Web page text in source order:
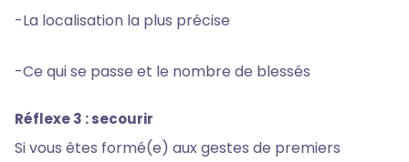
-La localisation la plus précise
-Ce qui se passe et le nombre de blessés
Réflexe 3 : secourir
Si vous êtes formé(e) aux gestes de premiers